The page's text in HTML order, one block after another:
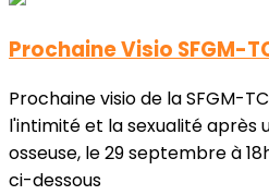
Prochaine Visio SFGM-
Prochaine visio de la SFGM-
l'intimité et la sexualité après
osseuse, le 29 septembre à
ci-dessous